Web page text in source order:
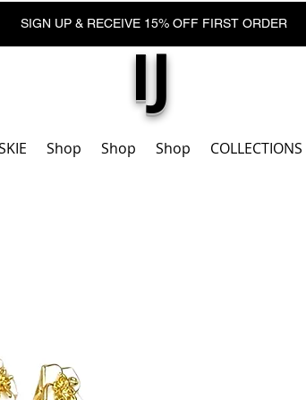
SIGN UP & RECEIVE 15% OFF FIRST ORDER
IJ
Shop Shop Shop COLLECTIONS